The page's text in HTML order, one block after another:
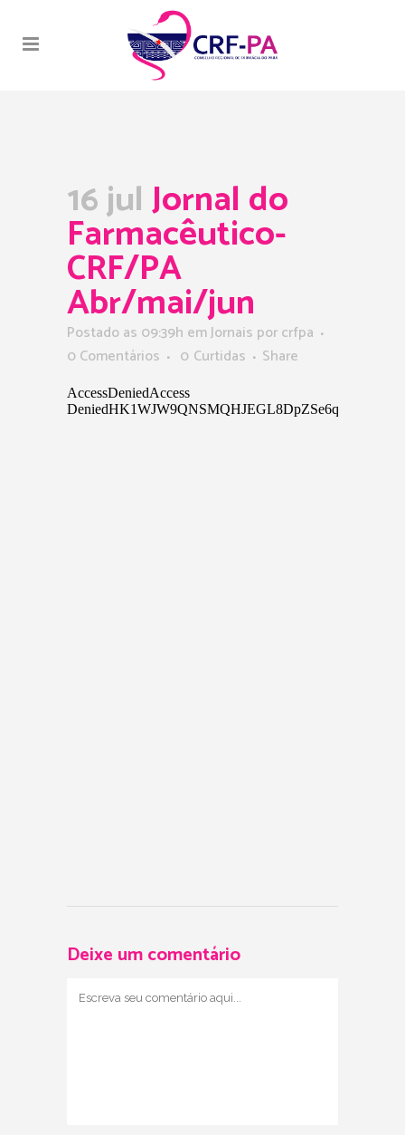
16 julJornal do
Farmacêutico-
CRF/PA
Abr/mai/jun
Postado as 09:39h emJornais porcrfpa
0 Comentários
0 Curtidas Share
Deixe um comentário